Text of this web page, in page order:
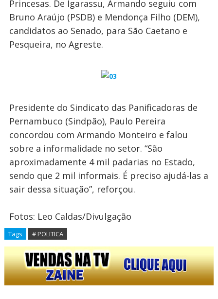
Princesas. De Igarassu, Armando seguiu com
Bruno Araújo (PSDB) e Mendonça Filho (DEM),
candidatos ao Senado, para São Caetano e
Pesqueira, no Agreste.
Presidente do Sindicato das Panificadoras de
Pernambuco (Sindpão), Paulo Pereira
concordou com Armando Monteiro e falou
sobre a informalidade no setor. “São
aproximadamente 4 mil padarias no Estado,
sendo que 2 mil informais. É preciso ajudá-las a
sair dessa situação”, reforçou.
Fotos: Leo Caldas/Divulgação
Tags # POLITICA